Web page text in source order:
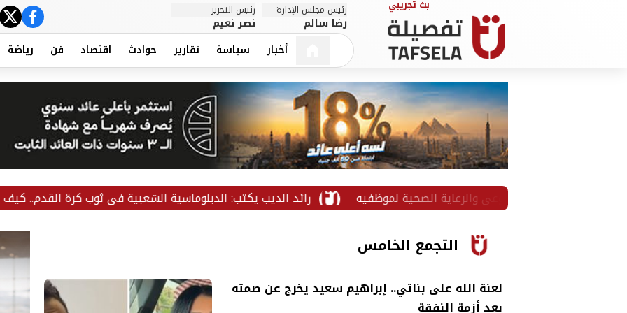
رئيس مجلس الإدارة
رضا سالم
رئيس التحرير
نصر نعيم
أخبار سياسة تقارير حوادث اقتصاد فن رياضة
رائد الديب يكتب: الدبلوماسية الشعبية في ثوب كرة القدم.. كيف يمد محمد صلاح الوعي والرعاية الصحية لموظفيه
التجمع الخامس
لعنة الله على بناتي.. إبراهيم سعيد يخرج عن صمته
بعد أزمة النفقة